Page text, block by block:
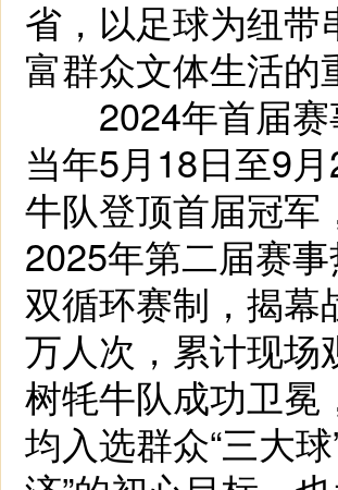
省，以足球为纽
富群众文体生活的
2024年首届赛
当年5月18日至9
牛队登顶首届冠军
2025年第二届赛
双循环赛制，揭幕
万人次，累计现场
树牦牛队成功卫冕
均入选群众“三大